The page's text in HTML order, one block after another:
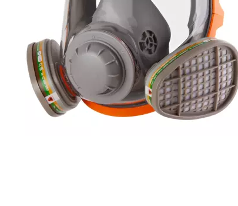
Сегодня
25 %
Добавляйте